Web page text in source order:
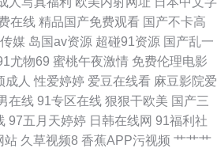
情 欧美性爱区第一页 午夜无码理论 91人人操
俺去也av 韩国自拍三及片 欧美精品激情视頻
网五月天婷婷 欧美日韩交配
在线 精品国产免费观看 国产不卡高
媒 岛国av资源 超碰91资源 国产乱一
尤物69 蜜桃午夜激情 免费伦理电影
成人 性爱婷婷 爱豆在线看 麻豆影院爱
在线 91专区在线 狠狠干欧美 国产三
97五月天婷婷 日韩在线网 91福利社
站 久草视频8 香蕉APP污视频 艹艹艹